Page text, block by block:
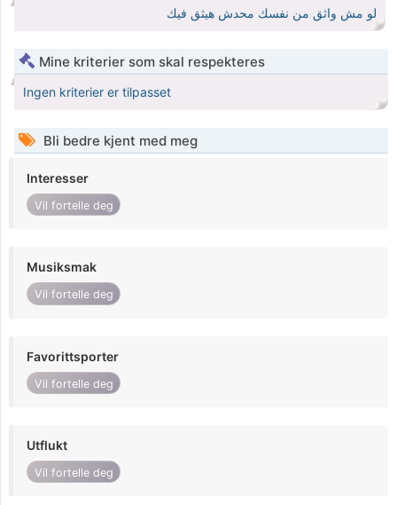
لو مش واثق من نفسك محدش هيثق فيك
Mine kriterier som skal respekteres
Ingen kriterier er tilpasset
Bli bedre kjent med meg
Interesser
Vil fortelle deg
Musiksmak
Vil fortelle deg
Favorittsporter
Vil fortelle deg
Utflukt
Vil fortelle deg